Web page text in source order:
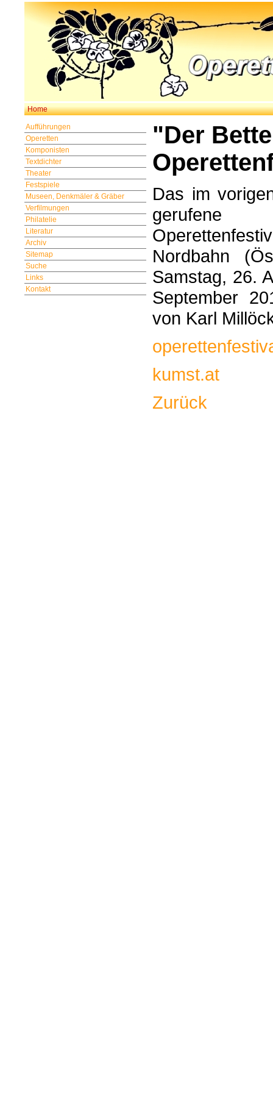
Home
Aufführungen
Operetten
Komponisten
Textdichter
Theater
Festspiele
Museen, Denkmäler & Gräber
Verfilmungen
Philatelie
Literatur
Archiv
Sitemap
Suche
Links
Kontakt
"Der
Das im
Nordbahn
Samstag, 26.
September
von Karl
kumst.at
Zurück